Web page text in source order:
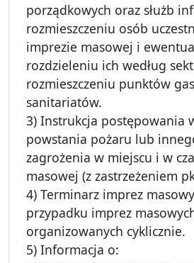
porządkowych oraz służb
rozmieszczeniu osób
imprezie masowej i
rozdzieleniu ich według
rozmieszczeniu punktów
sanitariatów.
3) Instrukcja postępowania
powstania pożaru lub
zagrożenia w miejscu i w
masowej (z zastrzeżeniem
4) Terminarz imprez
przypadku imprez
organizowanych cyklicznie.
5) Informacja o: